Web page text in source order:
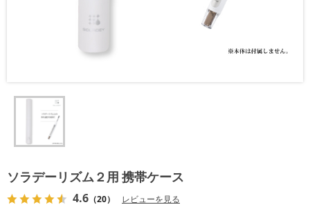
ソラデーリズム２用 携帯ケース
4.6 （20） レビューを見る